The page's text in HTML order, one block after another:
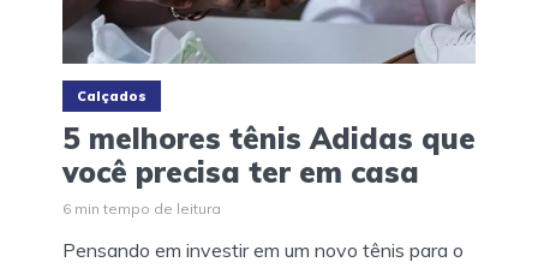
Calçados
5 melhores tênis Adidas que
você precisa ter em casa
6 min tempo de leitura
Pensando em investir em um novo tênis para o